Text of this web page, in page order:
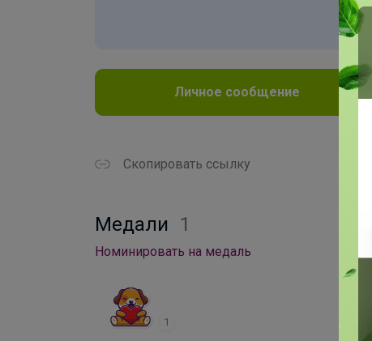
Личное сообщение
Скопировать ссылку
Медали 1
Номинировать на медаль
1